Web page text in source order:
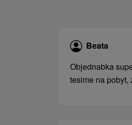
Beata
Objednabka
tesime na pobyt,